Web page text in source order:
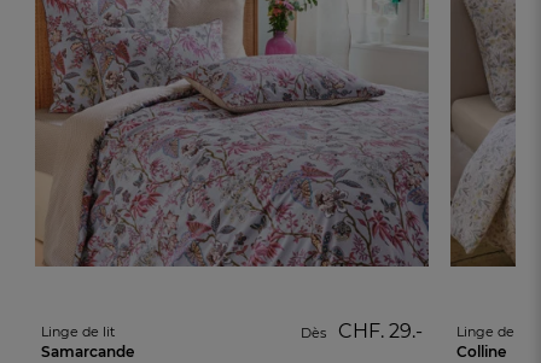
Linge de lit
Samarcande
Dès CHF. 29.- Linge de lit
Colline